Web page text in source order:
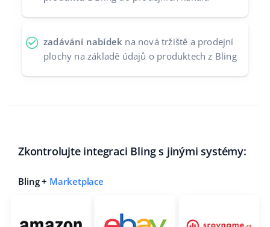
zadávání nabídek na nová tržiště a prodejní
plochy na základě údajů o produktech z Bling
Zkontrolujte integraci Bling s jinými systémy:
Bling + Marketplace